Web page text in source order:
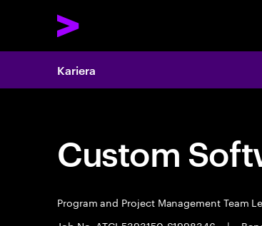
Kariera
Custom
Program and Project Management Team